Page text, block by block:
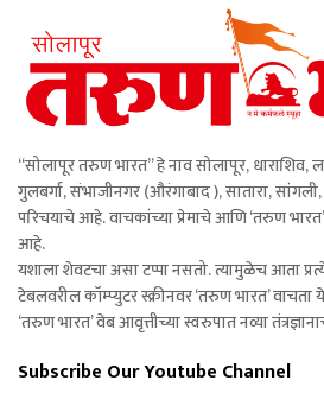
“सोलापूर तरुण भारत” हे नाव सोलापूर, धाराशिव,
गुलबर्गा, संभाजीनगर (औरंगाबाद ), सातारा, सांगली,
परिचयाचे आहे. वाचकांच्या प्रेमाचे आणि ‘तरुण
आहे.
यशाला शेवटचा असा टप्पा नसतो. त्यामुळेच आता
टेबलवरील कॉम्प्युटर स्क्रीनवर ‘तरुण भारत’
‘तरुण भारत’ वेब आवृत्तीच्या स्वरुपात नव्या
Subscribe Our Youtube Channel